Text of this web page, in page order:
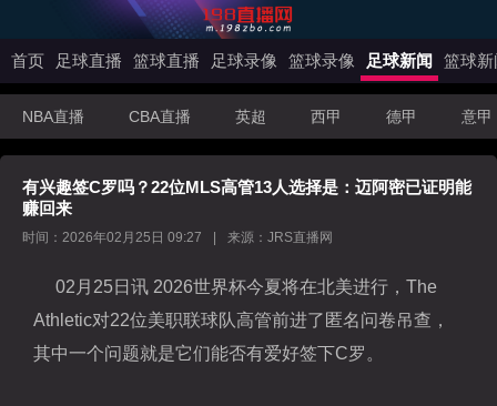
首页 足球直播 篮球直播 足球录像 篮球录像 足球新闻 篮球新
NBA直播 CBA直播 英超 西甲 德甲 意甲
有兴趣签C罗吗？22位MLS高管13人选择是：迈阿密已证明能
赚回来
时间：2026年02月25日 09:27 来源：JRS直播网
02月25日讯 2026世界杯今夏将在北美进行，The
Athletic对22位美职联球队高管前进了匿名问卷吊查，
其中一个问题就是它们能否有爱好签下C罗 。